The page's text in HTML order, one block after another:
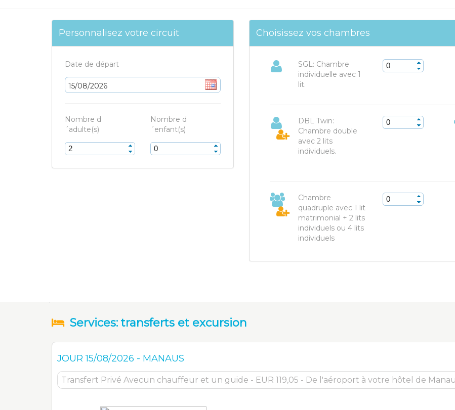
Personnalisez votre circuit
Date de départ
Nombre d
´adulte(s)
Nombre d
´enfant(s)
Choisissez vos chambres
SGL: Chambre
individuelle avec 1
lit.
DBL Twin:
Chambre double
avec 2 lits
individuels.
Chambre
quadruple avec 1 lit
matrimonial + 2 lits
individuels ou 4 lits
individuels
Services: transferts et excursion
JOUR15/08/2026 - MANAUS